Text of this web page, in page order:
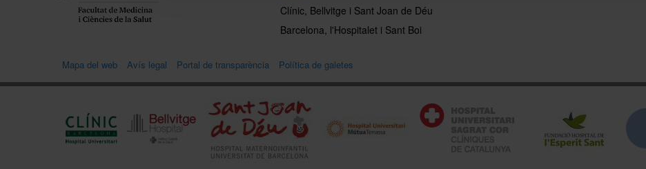
Clínic, Bellvitge i Sant Joan de Déu
Barcelona, l'Hospitalet i Sant Boi
Mapa del web Avís legal Portal de transparència Política de galetes